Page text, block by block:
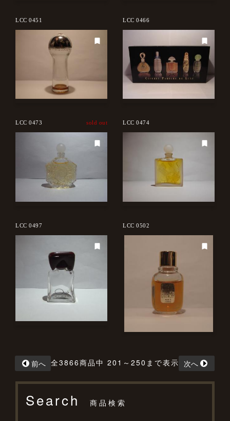
LCC 0451 LCC 0466
LCC 0473 sold out LCC 0474
LCC 0497 LCC 0502
全3866商品中 201～250まで表示
前へ 次へ
Search 商品検索